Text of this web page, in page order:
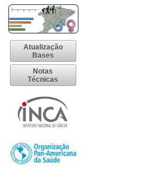
Atualização
Bases
Notas
Técnicas